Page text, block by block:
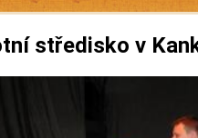
středisko v